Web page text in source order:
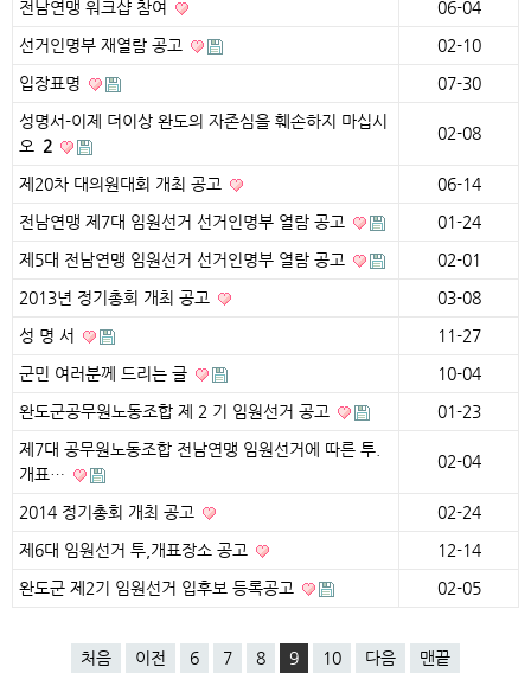
전남연맹 워크샵 참여
06-04
선거인명부 재열람 공고
02-10
입장표명
07-30
성명서-이제 더이상 완도의 자존심을 훼손하지 마십시
오
2
02-08
제20차 대의원대회 개최 공고
06-14
전남연맹 제7대 임원선거 선거인명부 열람 공고
01-24
제5대 전남연맹 임원선거 선거인명부 열람 공고
02-01
2013년 정기총회 개최 공고
03-08
성 명 서
11-27
군민 여러분께 드리는 글
10-04
완도군공무원노동조합 제 2 기 임원선거 공고
01-23
제7대 공무원노동조합 전남연맹 임원선거에 따른 투.
개표…
02-04
2014 정기총회 개최 공고
02-24
제6대 임원선거 투,개표장소 공고
12-14
완도군 제2기 임원선거 입후보 등록공고
02-05
처음 이전 6 7 8 9 10 다음 맨끝